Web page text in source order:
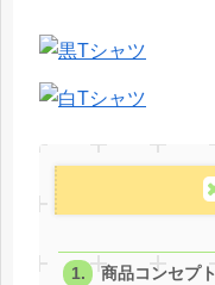
商品コンセプト